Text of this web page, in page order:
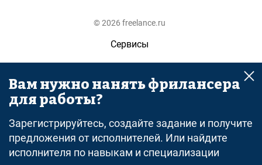
© 2026 freelance.ru
Сервисы
Помощь
Поиск
Оферта
Политика конфиденциальности
Вам нужно нанять фрилансера
для работы?
Зарегистрируйтесь, создайте задание и получите
предложения от исполнителей. Или найдите
исполнителя по навыкам и специализации